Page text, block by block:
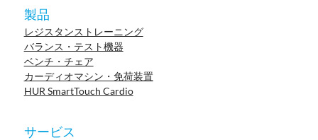
製品
レジスタンストレーニング
バランス・テスト機器
ベンチ・チェア
カーディオマシン・免荷装置
HUR SmartTouch Cardio
サービス